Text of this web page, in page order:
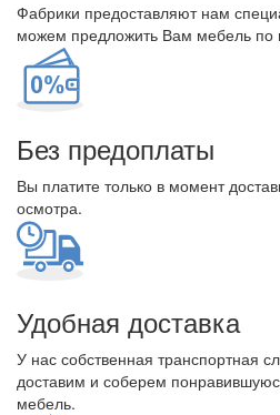
Фабрики предоставляют нам
можем предложить Вам мебель по
Без предоплаты
Вы платите только в момент
осмотра.
Удобная доставка
У нас собственная транспортная
доставим и соберем
мебель.